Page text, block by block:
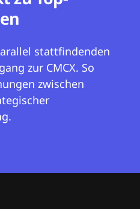
stattfindenden
zur CMCX. So
zwischen